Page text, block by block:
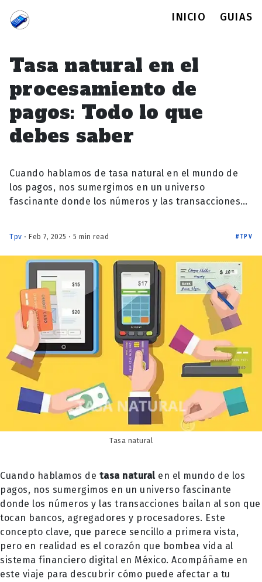
INICIO GUIAS
Tasa natural en el
procesamiento de
pagos: Todo lo que
debes saber
Cuando hablamos de tasa natural en el mundo de
los pagos, nos sumergimos en un universo
fascinante donde los números y las transacciones…
Tpv ⋅ Feb 7, 2025 ⋅ 5 min read TPV
Tasa natural
Cuando hablamos de tasa naturalen el mundo de los
pagos, nos sumergimos en un universo fascinante
donde los números y las transacciones bailan al son que
tocan bancos, agregadores y procesadores. Este
concepto clave, que parece sencillo a primera vista,
pero en realidad es el corazón que bombea vida al
sistema financiero digital en México. Acompáñame en
este viaje para descubrir cómo puede afectar a tu